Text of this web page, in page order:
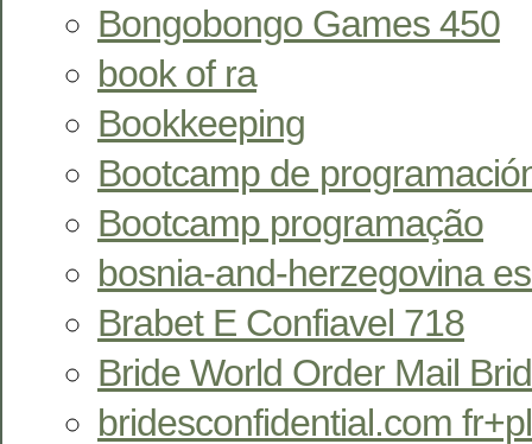
Bongobongo Games 450
book of ra
Bookkeeping
Bootcamp de
Bootcamp programação
bosnia-and-herzegovina
Brabet E Confiavel 718
Bride World Order Mail
bridesconfidential.com